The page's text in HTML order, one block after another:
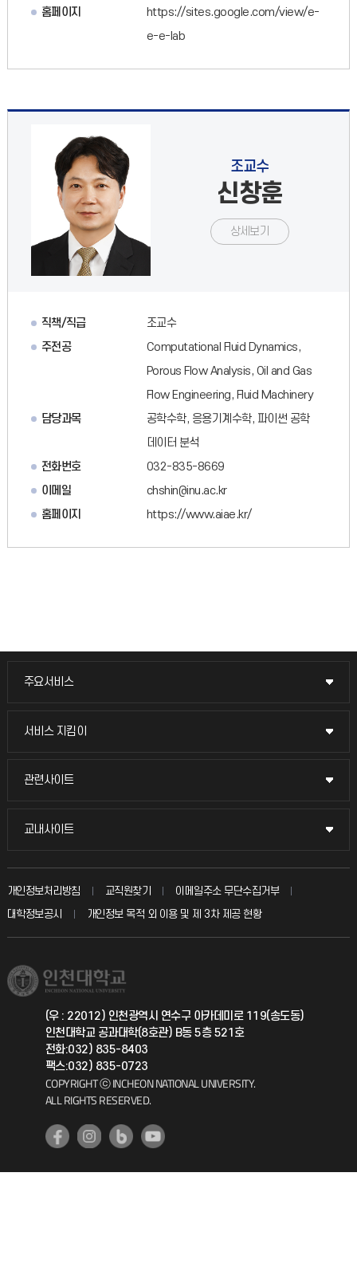
홈페이지
https://sites.google.com/view/e-
e-e-lab
조교수
신창훈
상세보기
직책/직급
조교수
주전공
Computational Fluid Dynamics,
Porous Flow Analysis, Oil and Gas
Flow Engineering, Fluid Machinery
담당과목
공학수학, 응용기계수학, 파이썬 공학
데이터 분석
전화번호
032-835-8669
이메일
chshin@inu.ac.kr
홈페이지
https://www.aiae.kr/
주요서비스
주요서비스
교무회의방송
입학안내
취업정보(학생)
서비스 지킴이
서비스 지킴이
묻고 답하기
칭찬마당
학생서비스 지킴이
관련사이트
관련사이트
국방헬프콜
총동문회
교내사이트
교내사이트
교수회
교육혁신본부
국제지원과
공자아카데미
기초교육원
개인정보처리방침 교직원찾기
이메일주소 무단수집거부
대학정보공시
개인정보 목적 외 이용 및 제 3차 제공 현황
(우 : 22012) 인천광역시 연수구 아카데미로 119(송도동)
인천대학교 공과대학(8호관) B동 5층 521호
전화:032) 835-8403
팩스:032) 835-0723
COPYRIGHT ⓒ INCHEON NATIONAL UNIVERSITY.
ALL RIGHTS RESERVED.